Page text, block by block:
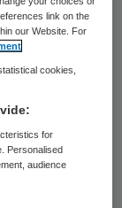
zich grote
dat
Tubantia
te
link on the
our Website. For
cookies,
for
Personalised
audience